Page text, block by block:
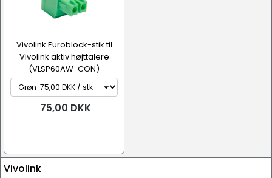
Højttalerstik
Vivolink Euroblock-stik til
Vivolink aktiv højttalere
(VLSP60AW-CON)
75,00 DKK
Vivolink